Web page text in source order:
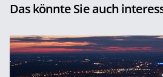
Das könnte Sie auch